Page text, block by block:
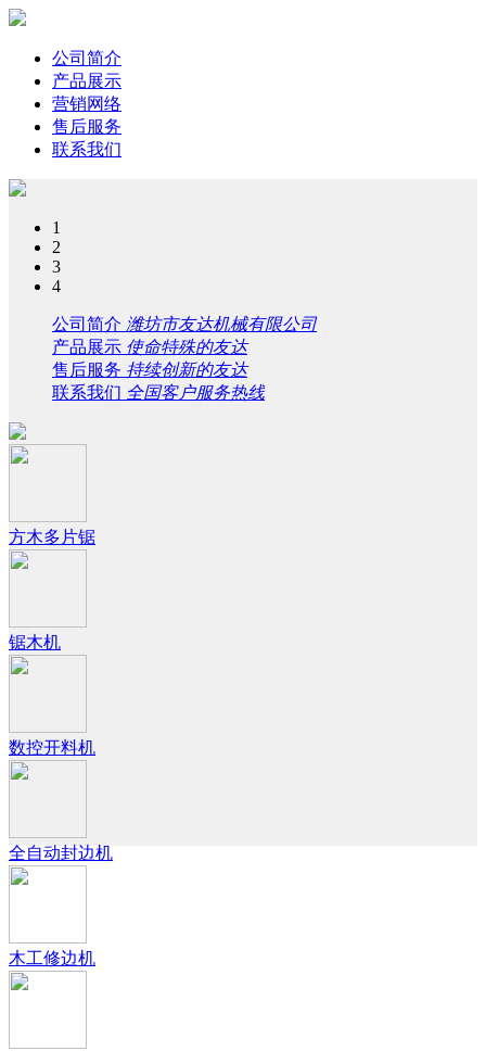
公司简介
产品展示
营销网络
售后服务
联系我们
1
2
3
4
公司简介 潍坊市友达机械有限公司
产品展示 使命特殊的友达
售后服务 持续创新的友达
联系我们 全国客户服务热线
方木多片锯
锯木机
数控开料机
全自动封边机
木工修边机